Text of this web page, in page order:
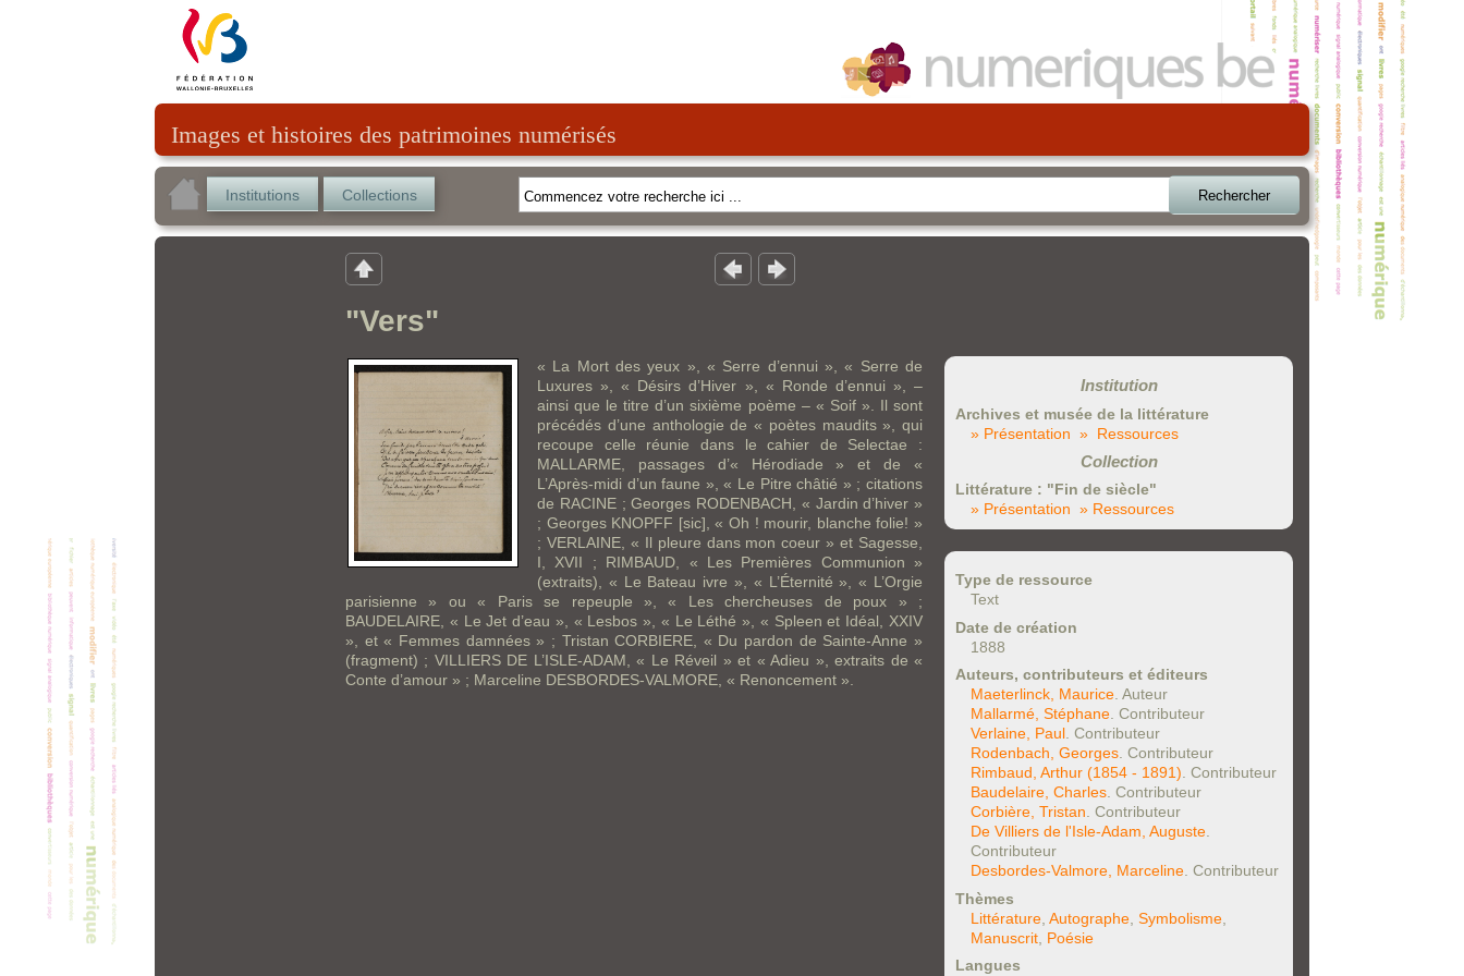
Images et histoires des patrimoines numérisés
Institutions Collections Rechercher
"Vers"
« La Mort des yeux », « Serre d’ennui », « Serre de
Luxures », « Désirs d’Hiver », « Ronde d’ennui », –
ainsi que le titre d’un sixième poème – « Soif ». Il sont
précédés d’une anthologie de « poètes maudits », qui
recoupe celle réunie dans le cahier de Selectae :
MALLARME, passages d’« Hérodiade » et de «
L’Après-midi d’un faune », « Le Pitre châtié » ; citations
de RACINE ; Georges RODENBACH, « Jardin d’hiver »
; Georges KNOPFF [sic], « Oh ! mourir, blanche folie! »
; VERLAINE, « Il pleure dans mon coeur » et Sagesse,
I, XVII ; RIMBAUD, « Les Premières Communion »
(extraits), « Le Bateau ivre », « L’Éternité », « L’Orgie
parisienne » ou « Paris se repeuple », « Les chercheuses de poux » ;
BAUDELAIRE, « Le Jet d’eau », « Lesbos », « Le Léthé », « Spleen et Idéal, XXIV
», et « Femmes damnées » ; Tristan CORBIERE, « Du pardon de Sainte-Anne »
(fragment) ; VILLIERS DE L’ISLE-ADAM, « Le Réveil » et « Adieu », extraits de «
Conte d’amour » ; Marceline DESBORDES-VALMORE, « Renoncement ».
Institution
Archives et musée de la littérature
» Présentation » Ressources
Collection
Littérature : "Fin de siècle"
» Présentation » Ressources
Type de ressource
Text
Date de création
1888
Auteurs, contributeurs et éditeurs
Maeterlinck, Maurice. Auteur
Mallarmé, Stéphane. Contributeur
Verlaine, Paul. Contributeur
Rodenbach, Georges. Contributeur
Rimbaud, Arthur (1854 - 1891). Contributeur
Baudelaire, Charles. Contributeur
Corbière, Tristan. Contributeur
De Villiers de l'Isle-Adam, Auguste.
Contributeur
Desbordes-Valmore, Marceline. Contributeur
Thèmes
Littérature Autographe Symbolisme
Manuscrit Poésie
Langues